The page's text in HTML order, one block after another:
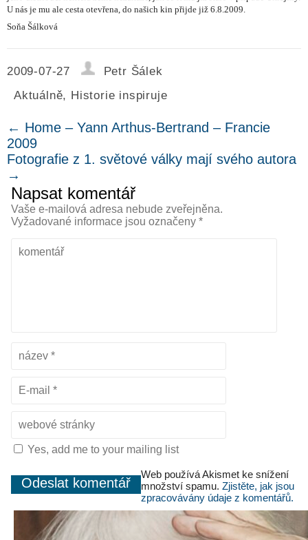
U nás je mu ale cesta otevřena, do našich kin přijde již 6.8.2009.
Soňa Šálková
2009-07-27
Petr Šálek
Aktuálně, Historie inspiruje
← Home – Yann Arthus-Bertrand – Francie
2009
Fotografie z 1. světové války mají svého autora
→
Napsat komentář
Vaše e-mailová adresa nebude zveřejněna.
Vyžadované informace jsou označeny *
Yes, add me to your mailing list
Web používá Akismet ke snížení
množství spamu. Zjistěte, jak jsou
zpracovávány údaje z komentářů.